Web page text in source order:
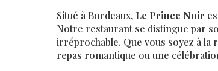
Situé à Bordeaux, Le Prince Noir
Notre restaurant se distingue par
irréprochable. Que vous soyez à la
repas romantique ou une